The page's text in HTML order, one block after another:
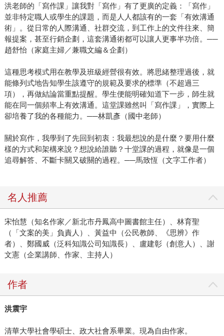
洪老師的「寫作課」讓我對「寫作」有了更廣的定義：「寫作」
並非特定職人或學生的課題，而是人人都該有的一套「有效溝通
術」。從日常的人際溝通、社群交流，到工作上的文件往來、簡
報提案，甚至行銷企劃，這套溝通術都可以讓人更事半功倍。──
趙舒怡（家庭主婦／兼職文編＆企劃）
這種思考模式用在教學及班級經營很有效。將思緒整理過後，就
能條列式地告知學生該遵守的規範及要求的標準（不超過三
項），再做結論當重點提醒。學生便能明確知道下一步，師生就
能在同一個頻率上有效溝通。這堂課雖然叫「寫作課」，實際上
卻培養了我的各種能力。──林凱彥（國中老師）
關於寫作，我學到了先回到初衷：我最想說的是什麼？要用什麼
樣的方式和架構來說？想說給誰聽？十堂課的過程，就像是一個
追尋解答、不斷卡關又破關的過程。──馬致恆（文字工作者）
名人推薦
宋怡慧（知名作家／新北市丹鳳高中圖書館主任）、林育聖
（「文案的美」負責人）、黃益中（公民教師、《思辨》作
者）、鄭國威（泛科知識公司知識長）、盧建彰（創意人）、謝
文憲（企業講師、作家、主持人）
作者
洪震宇
清華大學社會學碩士、政大社會系畢業。現為自由作家。